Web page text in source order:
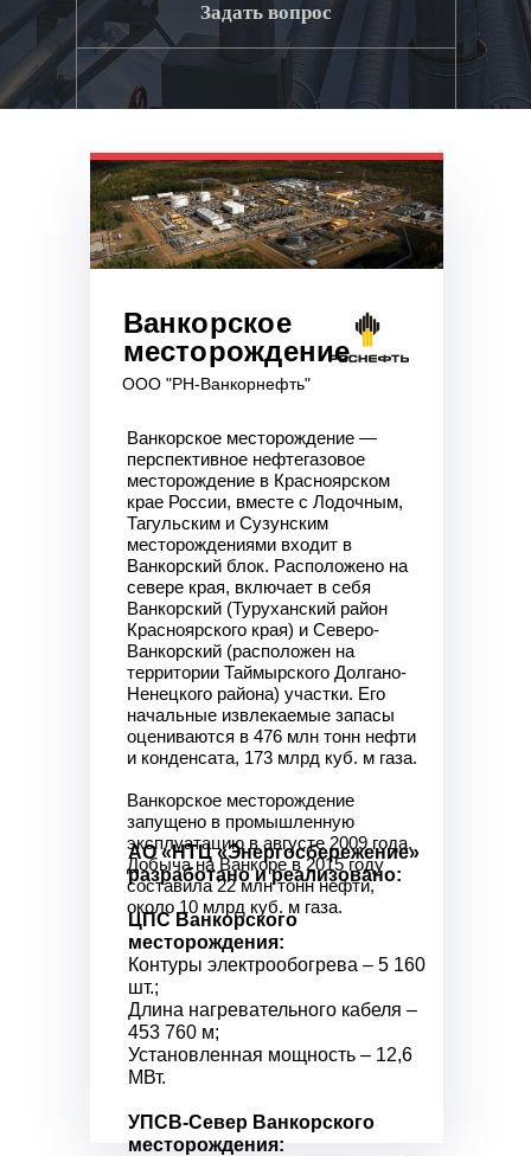
Задать вопрос
АО «НТЦ «Энергосбережение»
разработано и реализовано:
ЦПС Ванкорского
месторождения:
Контуры электрообогрева – 5 160
шт.;
Длина нагревательного кабеля –
453 760 м;
Установленная мощность – 12,6
МВт.
УПСВ-Север Ванкорского
месторождения:
Ванкорское месторождение —
перспективное нефтегазовое
месторождение в Красноярском
крае России, вместе с Лодочным,
Тагульским и Сузунским
месторождениями входит в
Ванкорский блок. Расположено на
севере края, включает в себя
Ванкорский (Туруханский район
Красноярского края) и Северо-
Ванкорский (расположен на
территории Таймырского Долгано-
Ненецкого района) участки. Его
начальные извлекаемые запасы
оцениваются в 476 млн тонн нефти
и конденсата, 173 млрд куб. м газа.
Ванкорское месторождение
запущено в промышленную
эксплуатацию в августе 2009 года.
Добыча на Ванкоре в 2015 году
составила 22 млн тонн нефти,
около 10 млрд куб. м газа.
ООО "РН-Ванкорнефть"
Ванкорское
месторождение